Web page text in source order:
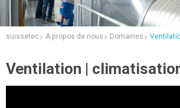
suissetec A propos de nous Domaines
Ventilation |